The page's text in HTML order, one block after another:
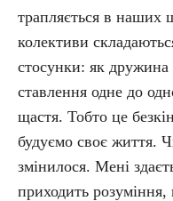
трапляється в наших
колективи
стосунки: як дружина
ставлення одне до
щастя. Тобто це
будуємо своє життя.
змінилося. Мені
приходить